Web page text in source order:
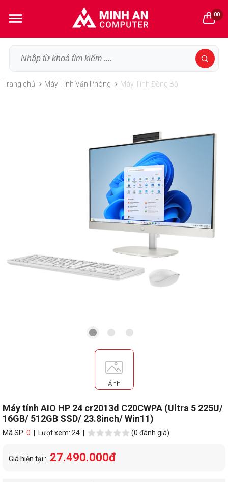
00
Trang chủ Máy Tính Văn Phòng Máy Tính Đồng Bộ
Ảnh
Máy tính AIO HP 24 cr2013d C20CWPA (Ultra 5 225U/
16GB/ 512GB SSD/ 23.8inch/ Win11)
Mã SP: 0 | Lượt xem: 24 | (0 đánh giá)
Giá hiện tại : 27.490.000đ